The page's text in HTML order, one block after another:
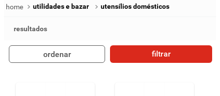
utilidades e bazar utensílios domésticos
ordenar filtrar
4º iogurte